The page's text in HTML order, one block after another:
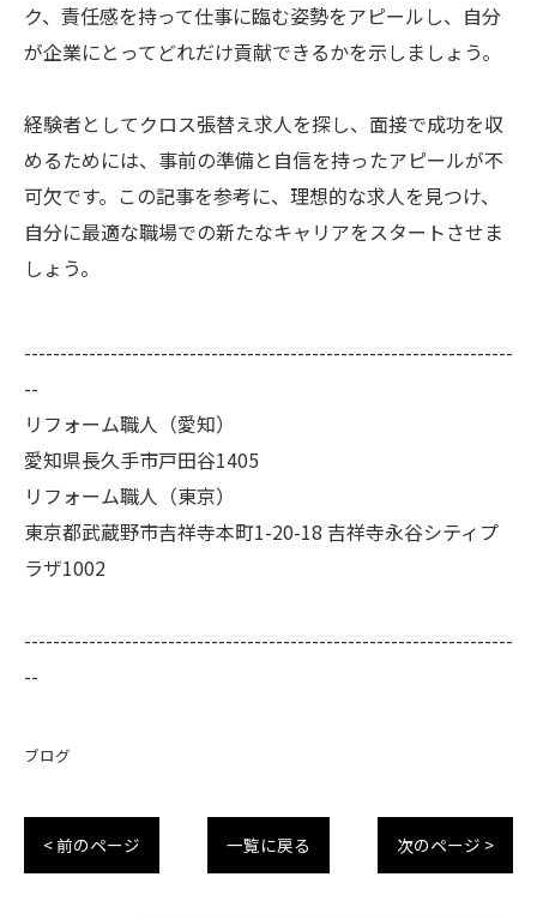
ク、責任感を持って仕事に臨む姿勢をアピールし、自分
が企業にとってどれだけ貢献できるかを示しましょう。
経験者としてクロス張替え求人を探し、面接で成功を収
めるためには、事前の準備と自信を持ったアピールが不
可欠です。この記事を参考に、理想的な求人を見つけ、
自分に最適な職場での新たなキャリアをスタートさせま
しょう。
--------------------------------------------------------------------
--
リフォーム職人（愛知）
愛知県長久手市戸田谷1405
リフォーム職人（東京）
東京都武蔵野市吉祥寺本町1-20-18 吉祥寺永谷シティプ
ラザ1002
--------------------------------------------------------------------
--
ブログ
< 前のページ 一覧に戻る 次のページ >